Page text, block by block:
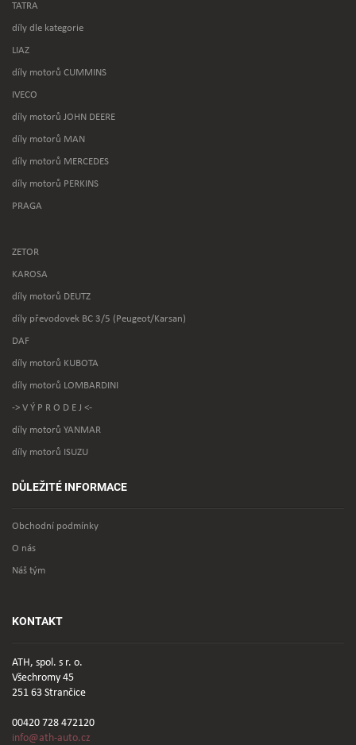
TATRA
díly dle kategorie
LIAZ
díly motorů CUMMINS
IVECO
díly motorů JOHN DEERE
díly motorů MAN
díly motorů MERCEDES
díly motorů PERKINS
PRAGA
ZETOR
KAROSA
díly motorů DEUTZ
díly převodovek BC 3/5 (Peugeot/Karsan)
DAF
díly motorů KUBOTA
díly motorů LOMBARDINI
-> V Ý P R O D E J <-
díly motorů YANMAR
díly motorů ISUZU
DŮLEŽITÉ INFORMACE
Obchodní podmínky
O nás
Náš tým
KONTAKT
ATH, spol. s r. o.
Všechromy 45
251 63 Strančice
00420 728 472120
info@ath-auto.cz